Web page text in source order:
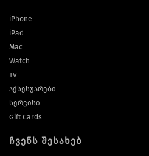
iPhone
iPad
Mac
Watch
TV
აქსესუარები
სერვისი
Gift Cards
ჩვენს შესახებ